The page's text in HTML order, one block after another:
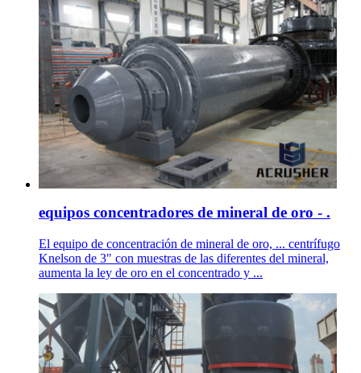
equipos concentradores de mineral de oro - .
El equipo de concentración de mineral de oro, ... centrífugo
Knelson de 3" con muestras de las diferentes del mineral,
aumenta la ley de oro en el concentrado y ...